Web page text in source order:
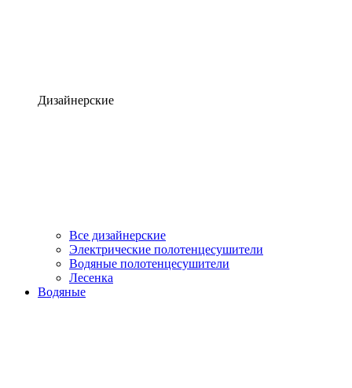
Дизайнерские
Все дизайнерские
Электрические полотенцесушители
Водяные полотенцесушители
Лесенка
Водяные